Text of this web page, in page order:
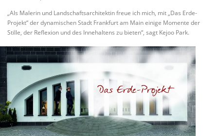
„Als Malerin und Landschaftsarchitektin freue ich mich, mit „Das Erde-
Projekt“ der dynamischen Stadt Frankfurt am Main einige Momente der
Stille, der Reflexion und des Innehaltens zu bieten“, sagt Kejoo Park.